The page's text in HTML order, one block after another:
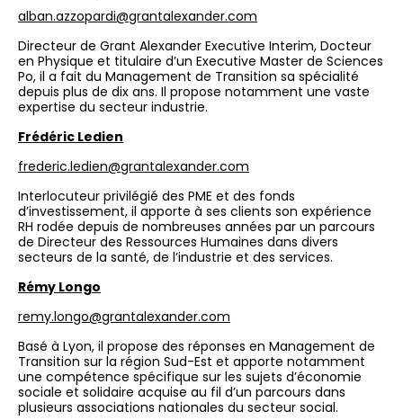
alban.azzopardi@grantalexander.com
Directeur de Grant Alexander Executive Interim, Docteur
en Physique et titulaire d’un Executive Master de Sciences
Po, il a fait du Management de Transition sa spécialité
depuis plus de dix ans. Il propose notamment une vaste
expertise du secteur industrie.
Frédéric Ledien
frederic.ledien@grantalexander.com
Interlocuteur privilégié des PME et des fonds
d’investissement, il apporte à ses clients son expérience
RH rodée depuis de nombreuses années par un parcours
de Directeur des Ressources Humaines dans divers
secteurs de la santé, de l’industrie et des services.
Rémy Longo
remy.longo@grantalexander.com
Basé à Lyon, il propose des réponses en Management de
Transition sur la région Sud-Est et apporte notamment
une compétence spécifique sur les sujets d’économie
sociale et solidaire acquise au fil d’un parcours dans
plusieurs associations nationales du secteur social.